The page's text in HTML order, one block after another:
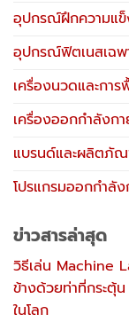
อุปกรณ์ฝึกความแข็
อุปกรณ์ฟิตเนสเฉพ
เครื่องนวดและกา
เครื่องออกกำลังกา
แบรนด์และผลิตภั
โปรแกรมออกกำลัง
ข่าวสารล่าสุด
วิธีเล่น Machine
ข้างด้วยท่าที่กระตุ้
ในโลก